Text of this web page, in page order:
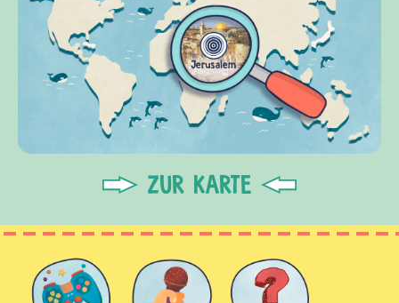
ZUR KARTE